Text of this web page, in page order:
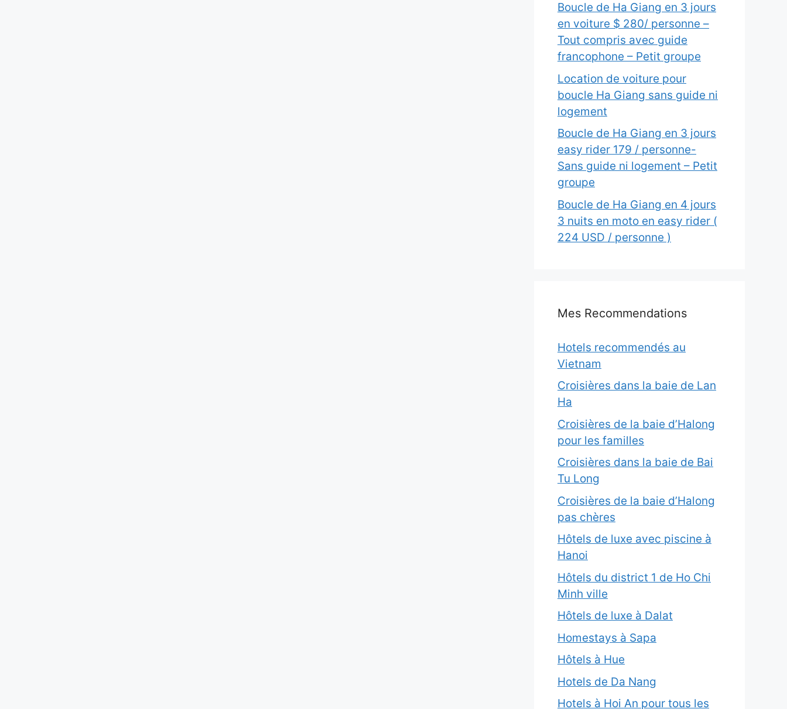
Boucle de Ha Giang en 3 jours
en voiture $ 280/ personne –
Tout compris avec guide
francophone – Petit groupe
Location de voiture pour
boucle Ha Giang sans guide ni
logement
Boucle de Ha Giang en 3 jours
easy rider 179 / personne-
Sans guide ni logement – Petit
groupe
Boucle de Ha Giang en 4 jours
3 nuits en moto en easy rider (
224 USD / personne )
Mes Recommendations
Hotels recommendés au
Vietnam
Croisières dans la baie de Lan
Ha
Croisières de la baie d’Halong
pour les familles
Croisières dans la baie de Bai
Tu Long
Croisières de la baie d’Halong
pas chères
Hôtels de luxe avec piscine à
Hanoi
Hôtels du district 1 de Ho Chi
Minh ville
Hôtels de luxe à Dalat
Homestays à Sapa
Hôtels à Hue
Hotels de Da Nang
Hotels à Hoi An pour tous les